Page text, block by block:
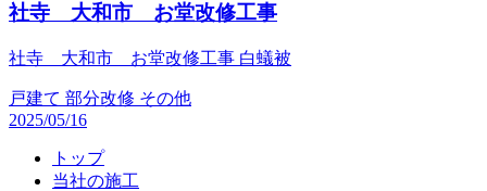
社寺 大和市 お堂改修工事
社寺 大和市 お堂改修工事 白蟻被
戸建て 部分改修 その他
2025/05/16
トップ
当社の施工